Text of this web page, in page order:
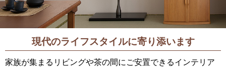
現代のライフスタイルに寄り添います
家族が集まるリビングや茶の間にご安置できるインテリア